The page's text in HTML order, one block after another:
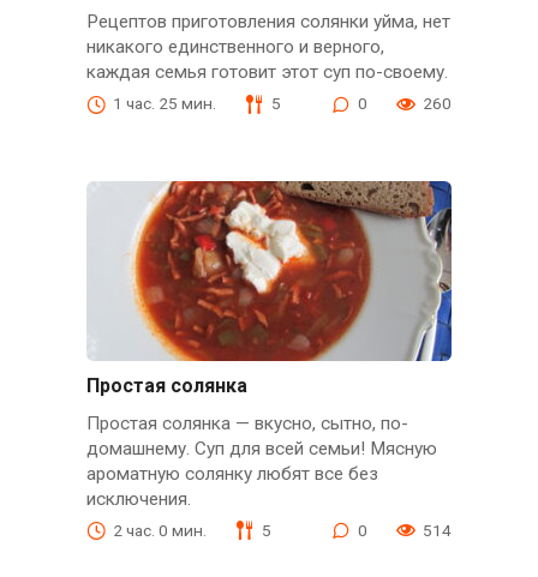
Рецептов приготовления солянки уйма, нет
никакого единственного и верного,
каждая семья готовит этот суп по-своему.
1 час. 25 мин. 5 0 260
Простая солянка
Простая солянка — вкусно, сытно, по-
домашнему. Суп для всей семьи! Мясную
ароматную солянку любят все без
исключения.
2 час. 0 мин. 5 0 514